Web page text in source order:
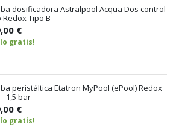
dosificadora Astralpool Acqua Dos control
Redox Tipo B
€
gratis!
peristáltica Etatron MyPool (ePool) Redox
1,5 bar
€
gratis!